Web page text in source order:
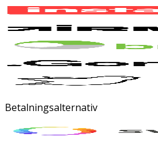
Betalningsalternativ